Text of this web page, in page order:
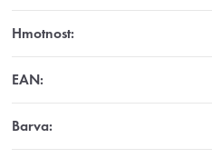
Hmotnost:
EAN:
Barva: